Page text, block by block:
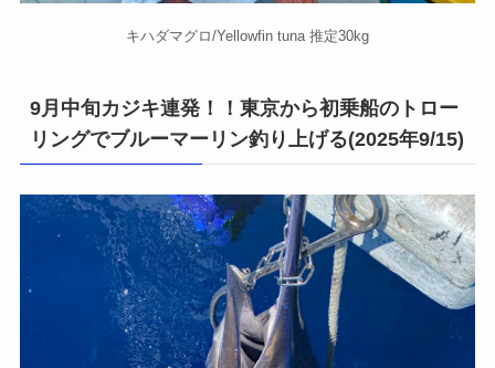
キハダマグロ/Yellowfin tuna 推定30kg
9月中旬カジキ連発！！東京から初乗船のトロー
リングでブルーマーリン釣り上げる(2025年9/15)